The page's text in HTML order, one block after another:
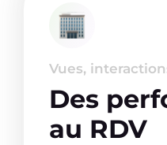
Vues,
Des
au RDV